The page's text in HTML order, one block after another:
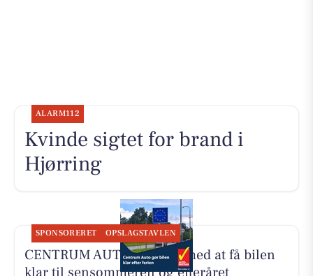
ALARM112
Kvinde sigtet for brand i
Hjørring
SPONSORERET OPSLAGSTAVLEN
CENTRUM AUTO hjælper med at få bilen